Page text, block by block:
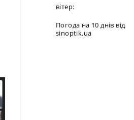
вітер:
Погода на 10 днів від
sinoptik.ua